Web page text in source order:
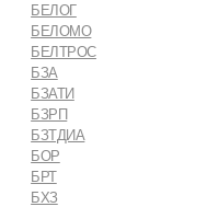
БЕЛОГ
БЕЛОМО
БЕЛТРОС
БЗА
БЗАТИ
БЗРП
БЗТДИА
БОР
БРТ
БХЗ